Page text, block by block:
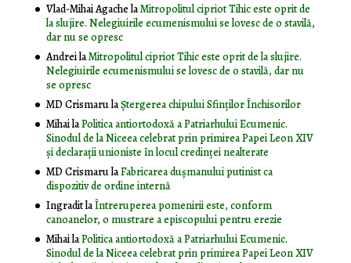
Vlad-Mihai AgachelaMitropolitul cipriot Tihic este oprit de
la slujire. Nelegiuirile ecumenismului se lovesc de o stavilă,
dar nu se opresc
AndreilaMitropolitul cipriot Tihic este oprit de la slujire.
Nelegiuirile ecumenismului se lovesc de o stavilă, dar nu
se opresc
MD CrismarulaŞtergerea chipului Sfinţilor Închisorilor
MihailaPolitica antiortodoxă a Patriarhului Ecumenic.
Sinodul de la Niceea celebrat prin primirea Papei Leon XIV
și declarații unioniste în locul credinței nealterate
MD CrismarulaFabricarea dușmanului putinist ca
dispozitiv de ordine internă
IngraditlaÎntreruperea pomenirii este, conform
canoanelor, o mustrare a episcopului pentru erezie
MihailaPolitica antiortodoxă a Patriarhului Ecumenic.
Sinodul de la Niceea celebrat prin primirea Papei Leon XIV